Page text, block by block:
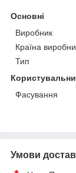
Основні
Виробник
Країна
Тип
Фасування
Умови